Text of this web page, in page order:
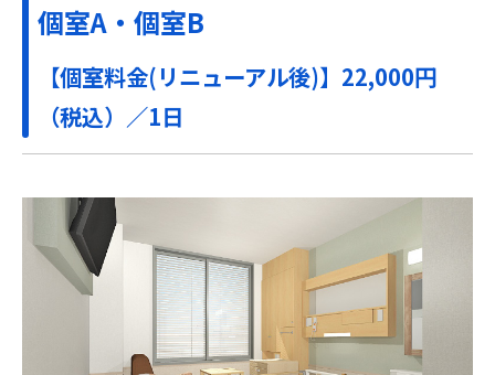
個室A・個室B
【個室料金(リニューアル後)】22,000円
（税込）／1日